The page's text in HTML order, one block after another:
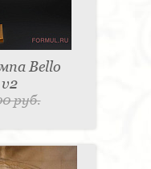
Bello
руб.